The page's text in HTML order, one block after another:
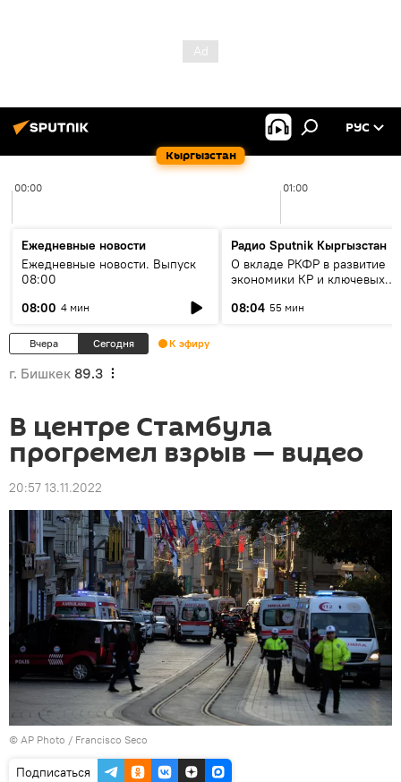
Кыргызстан
РУС
00:00 01:00
Ежедневные новости
Ежедневные новости. Выпуск
08:00
08:00 4 мин
Радио Sputnik Кыргызстан
О вкладе РКФР в развитие
экономики КР и ключевых
08:04 55 мин
Вчера Сегодня К эфиру
г. Бишкек 89.3
В центре Стамбула
прогремел взрыв — видео
20:57 13.11.2022
© AP Photo / Francisco Seco
Подписаться